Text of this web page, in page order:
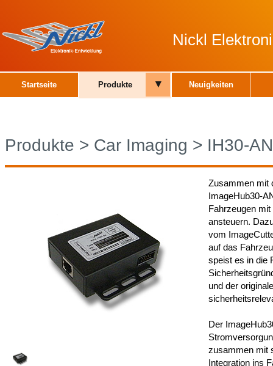
Nickl
Startseite Produkte ▾ Neuigkeiten
Produkte > Car Imaging > IH30-
Zusammen mit
ImageHub30-
Fahrzeugen
ansteuern.
vom
auf das
speist es in die
und der
Der
zusammen mit
Integration ins